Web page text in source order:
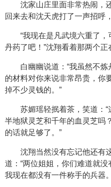
沈家山庄里面非常热闹，
回来去和沈天虎打了一声招呼
“我现在是凡武境六重了
丹药了吧！”沈翔看着那两个正
白幽幽说道：“我虽然不
的材料对你来说非常昂贵，你
掉不少灵钱的。”
苏媚瑶轻抿着茶，笑道：
半地狱灵芝和千年的血灵芝吗
的话就足够了。”
沈翔当然没有忘记他还有
道：“两位姐姐，你们难道就
我现在都没有一件称手的兵器